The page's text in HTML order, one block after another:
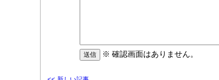
※ 確認画面はありません。